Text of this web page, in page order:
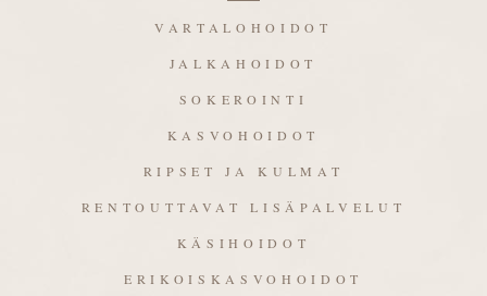
VARTALOHOIDOT
JALKAHOIDOT
SOKEROINTI
KASVOHOIDOT
RIPSET JA KULMAT
RENTOUTTAVAT LISÄPALVELUT
KÄSIHOIDOT
ERIKOISKASVOHOIDOT